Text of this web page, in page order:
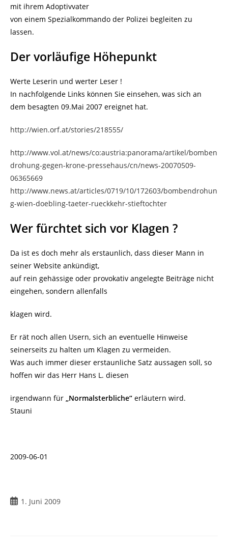
mit ihrem Adoptivvater
von einem Spezialkommando der Polizei begleiten zu
lassen.
Der vorläufige Höhepunkt
Werte Leserin und werter Leser !
In nachfolgende Links können Sie einsehen, was sich an
dem besagten 09.Mai 2007 ereignet hat.
http://wien.orf.at/stories/218555/
http://www.vol.at/news/co:austria:panorama/artikel/bomben
drohung-gegen-krone-pressehaus/cn/news-20070509-
06365669
http://www.news.at/articles/0719/10/172603/bombendrohun
g-wien-doebling-taeter-rueckkehr-stieftochter
Wer fürchtet sich vor Klagen ?
Da ist es doch mehr als erstaunlich, dass dieser Mann in
seiner Website ankündigt,
auf rein gehässige oder provokativ angelegte Beiträge nicht
eingehen, sondern allenfalls
klagen wird.
Er rät noch allen Usern, sich an eventuelle Hinweise
seinerseits zu halten um Klagen zu vermeiden.
Was auch immer dieser erstaunliche Satz aussagen soll, so
hoffen wir das Herr Hans L. diesen
irgendwann für „Normalsterbliche“ erläutern wird.
Stauni
2009-06-01
Beitrag1. Juni 2009